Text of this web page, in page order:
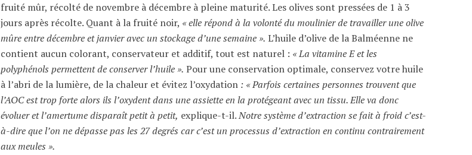
fruité mûr, récolté de novembre à décembre à pleine maturité. Les olives sont pressées de 1 à 3
jours après récolte. Quant à la fruité noir, « elle répond à la volonté du moulinier de travailler une olive
mûre entre décembre et janvier avec un stockage d’une semaine ». L’huile d’olive de la Balméenne ne
contient aucun colorant, conservateur et additif, tout est naturel : « La vitamine E et les
polyphénols permettent de conserver l’huile ». Pour une conservation optimale, conservez votre huile
à l’abri de la lumière, de la chaleur et évitez l’oxydation : « Parfois certaines personnes trouvent que
l’AOC est trop forte alors ils l’oxydent dans une assiette en la protégeant avec un tissu. Elle va donc
évoluer et l’amertume disparaît petit à petit, explique-t-il.Notre système d’extraction se fait à froid c’est-
à-dire que l’on ne dépasse pas les 27 degrés car c’est un processus d’extraction en continu contrairement
aux meules ».